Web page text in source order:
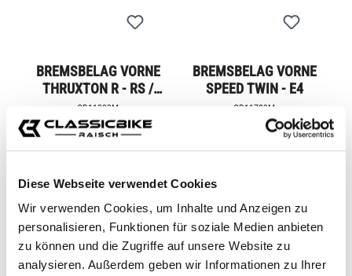
Diese Webseite verwendet Cookies
Wir verwenden Cookies, um Inhalte und Anzeigen zu
personalisieren, Funktionen für soziale Medien anbieten
zu können und die Zugriffe auf unsere Website zu
analysieren. Außerdem geben wir Informationen zu Ihrer
BREMSBELAG VORNE
THRUXTON R - RS /
SCRAMBLER 1200 /
SPEEDTWIN E5
CB11303M
Ab39,95 €*
BREMSBELAG VORNE
SPEED TWIN - E4
CB11789M
55,00 €*